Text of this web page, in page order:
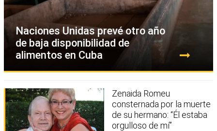
Naciones Unidas prevé otro año
de baja disponibilidad de
alimentos en Cuba
Zenaida Romeu
consternada por la muerte
de su hermano: “Él estaba
orgulloso de mí”